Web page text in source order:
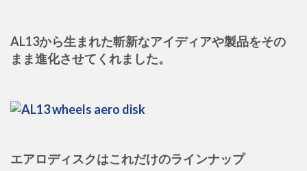
AL13から生まれた斬新なアイディアや製品をその
まま進化させてくれました。
エアロディスクはこれだけのラインナップ